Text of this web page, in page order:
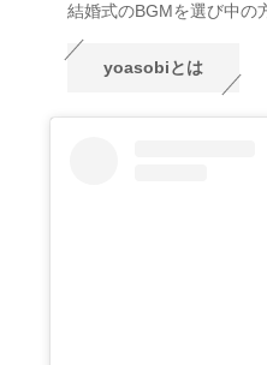
結婚式のBGMを選び中の
yoasobiとは